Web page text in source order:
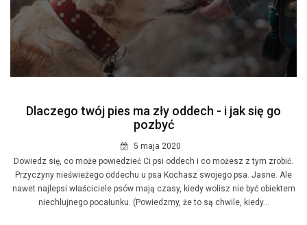
Dlaczego twój pies ma zły oddech - i jak się go
pozbyć
5 maja 2020
Dowiedz się, co może powiedzieć Ci psi oddech i co możesz z tym zrobić.
Przyczyny nieświeżego oddechu u psa Kochasz swojego psa. Jasne. Ale
nawet najlepsi właściciele psów mają czasy, kiedy wolisz nie być obiektem
niechlujnego pocałunku. (Powiedzmy, że to są chwile, kiedy...